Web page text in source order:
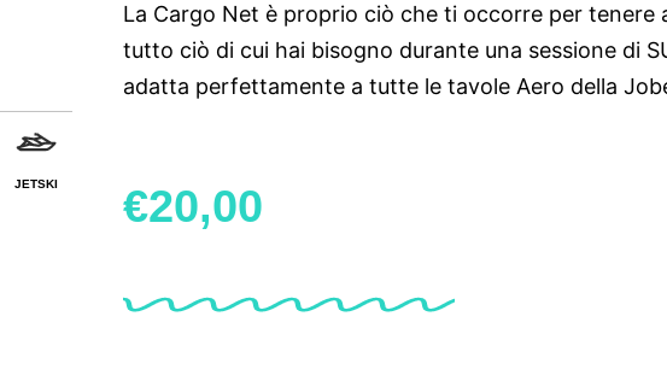
JETSKI
La Cargo Net è proprio ciò che ti occorre per tenere
tutto ciò di cui hai bisogno durante una sessione di
adatta perfettamente a tutte le tavole Aero della
€20,00